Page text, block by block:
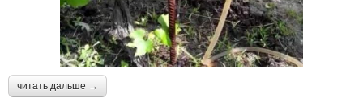
читать дальше →